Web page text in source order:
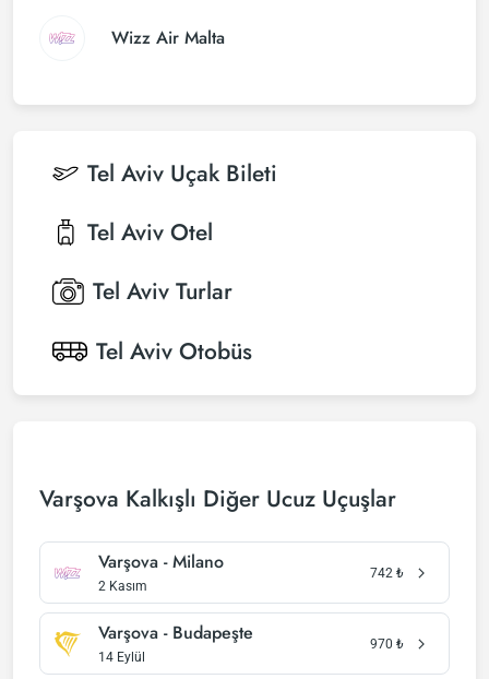
Wizz Air Malta
Tel Aviv Uçak Bileti
Tel Aviv Otel
Tel Aviv Turlar
Tel Aviv Otobüs
Varşova Kalkışlı Diğer Ucuz Uçuşlar
Varşova - Milano
2 Kasım
742 ₺
Varşova - Budapeşte
14 Eylül
970 ₺